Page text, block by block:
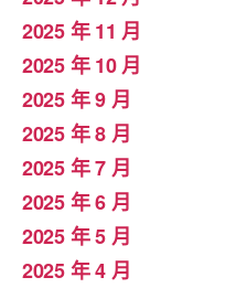
2025 年 11 月
2025 年 10 月
2025 年 9 月
2025 年 8 月
2025 年 7 月
2025 年 6 月
2025 年 5 月
2025 年 4 月